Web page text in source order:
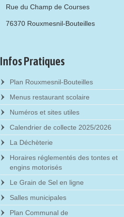
Rue du Champ de Courses
76370 Rouxmesnil-Bouteilles
Infos Pratiques
Plan Rouxmesnil-Bouteilles
Menus restaurant scolaire
Numéros et sites utiles
Calendrier de collecte 2025/2026
La Déchèterie
Horaires réglementés des tontes et
engins motorisés
Le Grain de Sel en ligne
Salles municipales
Plan Communal de